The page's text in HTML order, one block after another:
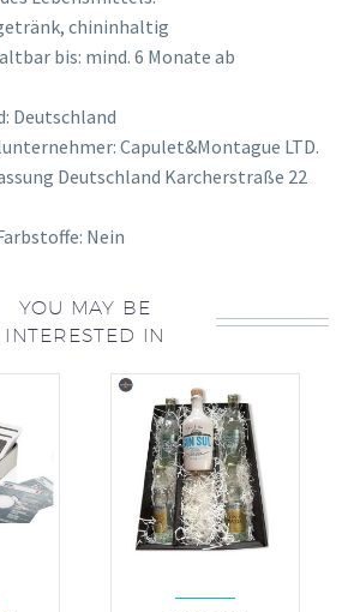
chininhaltig
bis: mind. 6 Monate ab
Deutschland
Capulet&Montague LTD.
Deutschland Karcherstraße 22
Nein
YOU MAY BE
INTERESTED IN